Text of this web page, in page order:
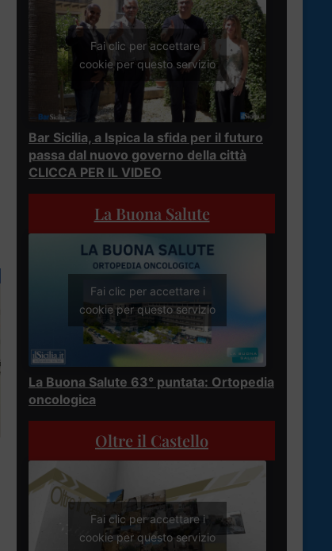
Fai clic per accettare i
cookie per questo servizio
Bar Sicilia, a Ispica la sfida per il futuro
passa dal nuovo governo della città
CLICCA PER IL VIDEO
La Buona Salute
Fai clic per accettare i
cookie per questo servizio
La Buona Salute 63° puntata: Ortopedia
oncologica
Oltre il Castello
Fai clic per accettare i
cookie per questo servizio